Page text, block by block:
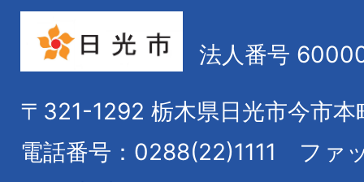
法人番号
〒321-1292 栃木県日光市今市本
電話番号：0288(22)1111
ファ